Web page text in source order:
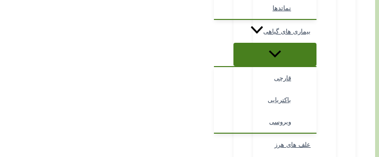
نماتدها
بیماری های گیاهی
قارچی
باکتریایی
ویروسی
علف های هرز